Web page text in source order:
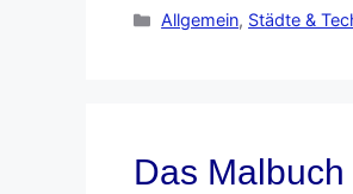
Kategorien
Allgemein, Städte &
Das